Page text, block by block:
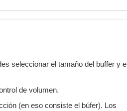
seleccionar el tamaño del buffer y el
de volumen.
(en eso consiste el búfer). Los